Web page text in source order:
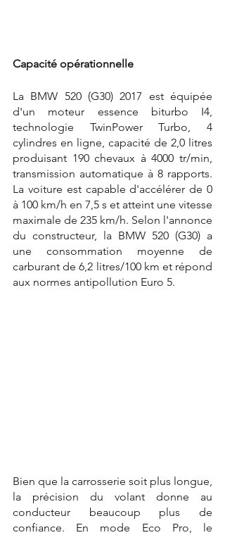
Capacité opérationnelle
La BMW 520 (G30) 2017 est équipée
d'un moteur essence biturbo I4,
technologie TwinPower Turbo, 4
cylindres en ligne, capacité de 2,0 litres
produisant 190 chevaux à 4000 tr/min,
transmission automatique à 8 rapports.
La voiture est capable d'accélérer de 0
à 100 km/h en 7,5 s et atteint une vitesse
maximale de 235 km/h. Selon l'annonce
du constructeur, la BMW 520 (G30) a
une consommation moyenne de
carburant de 6,2 litres/100 km et répond
aux normes antipollution Euro 5.
Bien que la carrosserie soit plus longue,
la précision du volant donne au
conducteur beaucoup plus de
confiance. En mode Eco Pro, le